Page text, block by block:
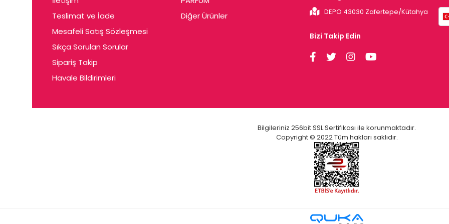
Cerin
Ceta
Ceyda
Chris
Ciey
Cleo
Teslimat ve İade
Mesafeli Satış Sözleşmesi
Sıkça Sorulan Sorular
Sipariş Takip
Havale Bildirimleri
Diğer Ürünler
DEPO 43030 Zafertepe/Kütahya
Bizi Takip Edin
Bilgileriniz 256bit SSL Sertifikası ile korunmaktadır.
Copyright © 2022 Tüm hakları saklıdır.